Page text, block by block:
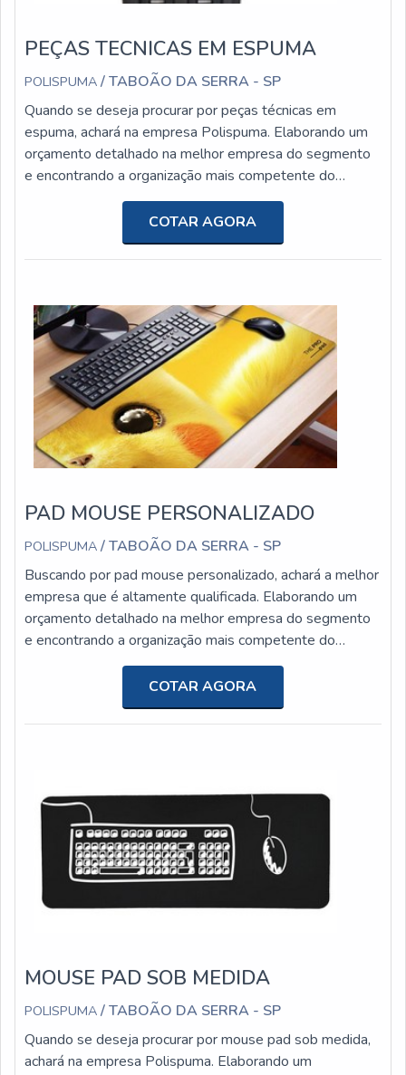
PEÇAS TECNICAS EM ESPUMA
POLISPUMA / TABOÃO DA SERRA - SP
Quando se deseja procurar por peças técnicas em
espuma, achará na empresa Polispuma. Elaborando um
orçamento detalhado na melhor empresa do segmento
e encontrando a organização mais competente do
ramo.Quando o interesse é por peças técnicas em
espuma, com os profissionais da Polispuma o cliente
receberá ótima qualidade com melhores soluções para
peças técnicas em materiais espumados.MAIS
Polispu...
COTAR AGORA
PAD MOUSE PERSONALIZADO
POLISPUMA / TABOÃO DA SERRA - SP
Buscando por pad mouse personalizado, achará a melhor
empresa que é altamente qualificada. Elaborando um
orçamento detalhado na melhor empresa do segmento
e encontrando a organização mais competente do
ramo.MAIS DETALHES SOBRE PAD MOUSE
PERSONALIZADOQuem busca por pad mouse
personalizado em uma empresa altamente qualificada,
acha a Polispuma. A empresa tem em seu escopo
COTAR AGORA
MOUSE PAD SOB MEDIDA
POLISPUMA / TABOÃO DA SERRA - SP
Quando se deseja procurar por mouse pad sob medida,
achará na empresa Polispuma. Elaborando um